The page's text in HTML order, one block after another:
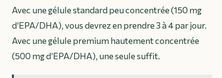
Avec une gélule standard peu concentrée (150 mg
d’EPA/DHA), vous devrez en prendre 3 à 4 par jour.
Avec une gélule premium hautement concentrée
(500 mg d’EPA/DHA), une seule suffit.